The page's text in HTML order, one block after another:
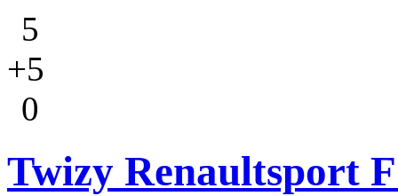
5
+5
0
Twizy Renaultsport